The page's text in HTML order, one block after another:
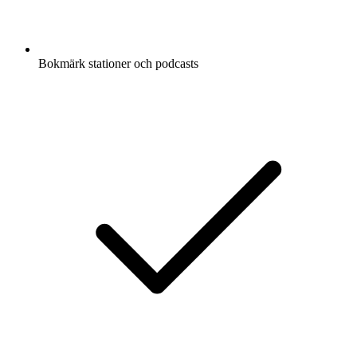
Bokmärk stationer och podcasts